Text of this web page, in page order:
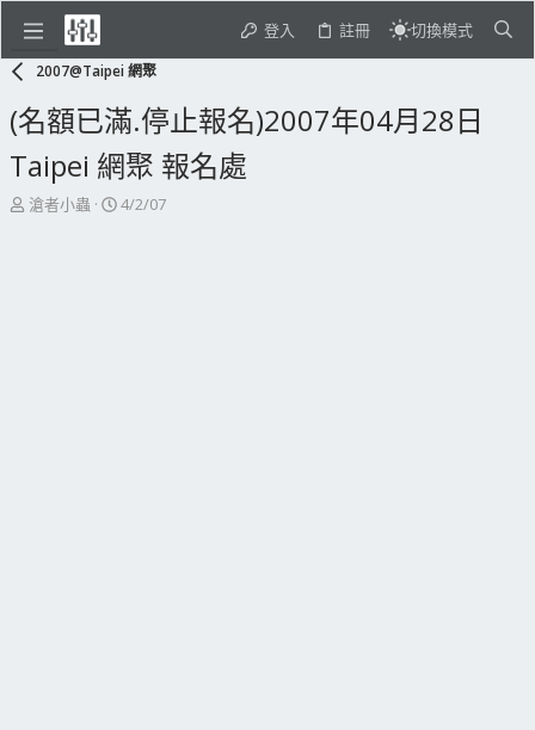
登入 註冊 切換模式
2007@Taipei 網聚
(名額已滿.停止報名)2007年04月28日
Taipei 網聚 報名處
主
滄者小蟲
開
4/2/07